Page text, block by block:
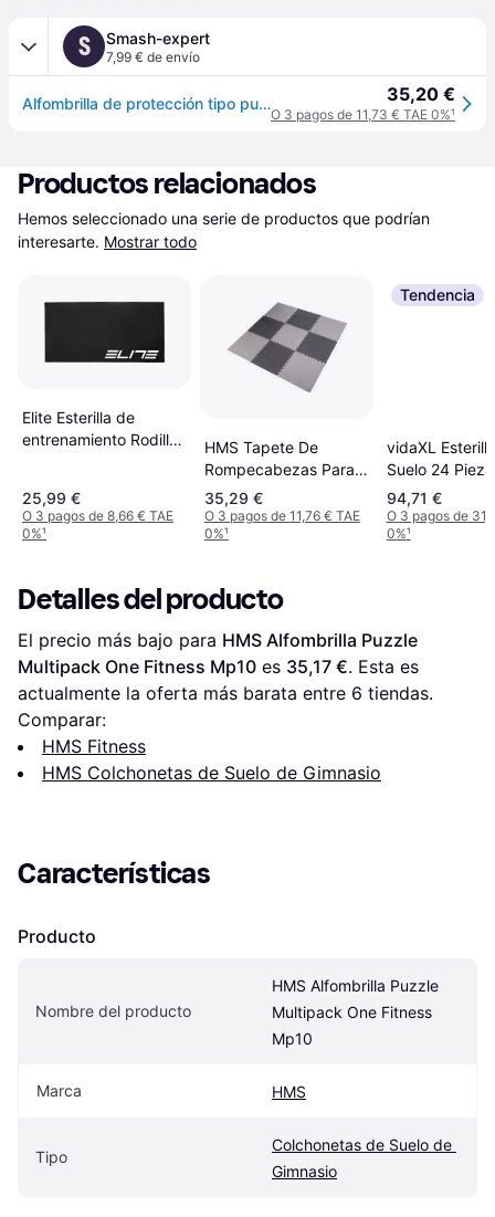
S Smash-expert
7,99 € de envío
Alfombrilla de protección tipo puzzle One Fitness MP10 (x9) - Multicolore 35,20 €
O 3 pagos de 11,73 € TAE 0%¹
Productos relacionados
Hemos seleccionado una serie de productos que podrían
interesarte. Mostrar todo
Elite Esterilla de
entrenamiento Rodillo
25,99 €
O 3 pagos de 8,66 € TAE
0%¹
HMS Tapete De
Rompecabezas Para
Equipamiento De
Gimnasio MP12 Pro
Premium x9
35,29 €
O 3 pagos de 11,76 € TAE
0%¹
Tendencia
vidaXL
Suelo 24
Negro 8,64
94,71 €
O 3 pagos de
0%¹
Detalles del producto
El precio más bajo para HMS Alfombrilla Puzzle
Multipack One Fitness Mp10 es 35,17 €. Esta es
actualmente la oferta más barata entre 6 tiendas.
Comparar:
HMS Fitness
HMS Colchonetas de Suelo de Gimnasio
Características
Producto
Nombre del producto
HMS Alfombrilla Puzzle
Multipack One Fitness
Mp10
Marca HMS
Tipo
Colchonetas de Suelo de
Gimnasio